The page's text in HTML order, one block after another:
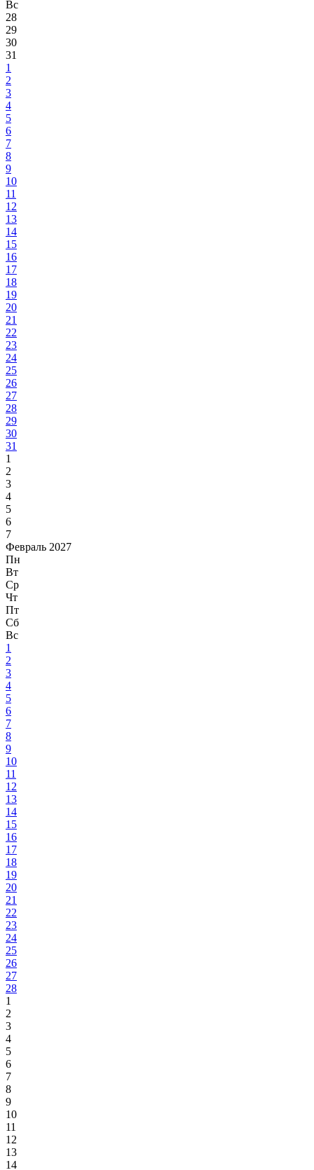
Вс
28
29
30
31
1
2
3
4
5
6
7
8
9
10
11
12
13
14
15
16
17
18
19
20
21
22
23
24
25
26
27
28
29
30
31
1
2
3
4
5
6
7
Февраль 2027
Пн
Вт
Ср
Чт
Пт
Сб
Вс
1
2
3
4
5
6
7
8
9
10
11
12
13
14
15
16
17
18
19
20
21
22
23
24
25
26
27
28
1
2
3
4
5
6
7
8
9
10
11
12
13
14